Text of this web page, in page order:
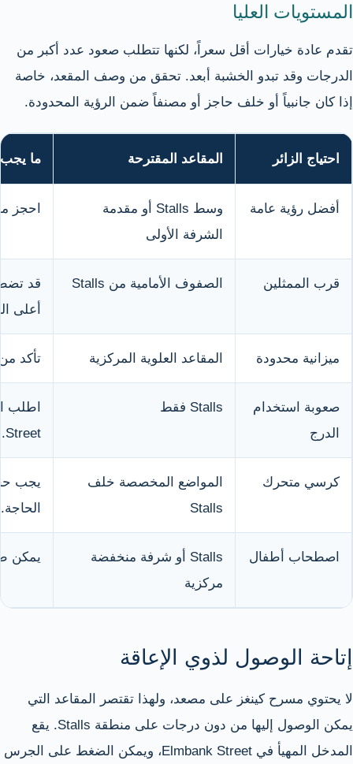
المستويات العليا
تقدم عادة خيارات أقل سعراً، لكنها تتطلب صعود عدد أكبر من
الدرجات وقد تبدو الخشبة أبعد. تحقق من وصف المقعد، خاصة
إذا كان جانبياً أو خلف حاجز أو مصنفاً ضمن الرؤية المحدودة.
احتياج الزائر المقاعد المقترحة ما يجب
أفضل رؤية عامة
وسط Stalls أو مقدمة
الشرفة الأولى
احجز
قرب الممثلين الصفوف الأمامية من Stalls
قد
أعلى
ميزانية محدودة المقاعد العلوية المركزية تأكد
صعوبة استخدام
الدرج
Stalls فقط
Street.
كرسي متحرك
المواضع المخصصة خلف
Stalls
يجب
الحاجة.
اصطحاب أطفال
Stalls أو شرفة منخفضة
مركزية
يمكن
إتاحة الوصول لذوي الإعاقة
لا يحتوي مسرح كينغز على مصعد، ولهذا تقتصر المقاعد التي
يمكن الوصول إليها من دون درجات على منطقة Stalls. يقع
المدخل المهيأ في Elmbank Street، ويمكن الضغط على الجرس